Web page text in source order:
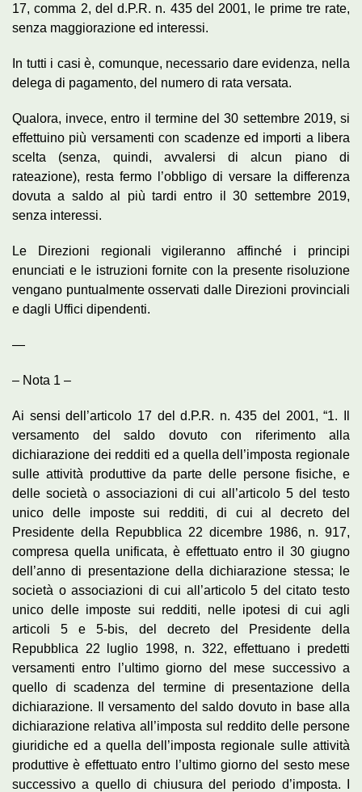
17, comma 2, del d.P.R. n. 435 del 2001, le prime tre rate,
senza maggiorazione ed interessi.
In tutti i casi è, comunque, necessario dare evidenza, nella
delega di pagamento, del numero di rata versata.
Qualora, invece, entro il termine del 30 settembre 2019, si
effettuino più versamenti con scadenze ed importi a libera
scelta (senza, quindi, avvalersi di alcun piano di
rateazione), resta fermo l’obbligo di versare la differenza
dovuta a saldo al più tardi entro il 30 settembre 2019,
senza interessi.
Le Direzioni regionali vigileranno affinché i principi
enunciati e le istruzioni fornite con la presente risoluzione
vengano puntualmente osservati dalle Direzioni provinciali
e dagli Uffici dipendenti.
—
– Nota 1 –
Ai sensi dell’articolo 17 del d.P.R. n. 435 del 2001, “1. Il
versamento del saldo dovuto con riferimento alla
dichiarazione dei redditi ed a quella dell’imposta regionale
sulle attività produttive da parte delle persone fisiche, e
delle società o associazioni di cui all’articolo 5 del testo
unico delle imposte sui redditi, di cui al decreto del
Presidente della Repubblica 22 dicembre 1986, n. 917,
compresa quella unificata, è effettuato entro il 30 giugno
dell’anno di presentazione della dichiarazione stessa; le
società o associazioni di cui all’articolo 5 del citato testo
unico delle imposte sui redditi, nelle ipotesi di cui agli
articoli 5 e 5-bis, del decreto del Presidente della
Repubblica 22 luglio 1998, n. 322, effettuano i predetti
versamenti entro l’ultimo giorno del mese successivo a
quello di scadenza del termine di presentazione della
dichiarazione. Il versamento del saldo dovuto in base alla
dichiarazione relativa all’imposta sul reddito delle persone
giuridiche ed a quella dell’imposta regionale sulle attività
produttive è effettuato entro l’ultimo giorno del sesto mese
successivo a quello di chiusura del periodo d’imposta. I